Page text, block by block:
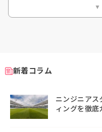
▼
新着コラム
ニンジニアス
ィングを徹底